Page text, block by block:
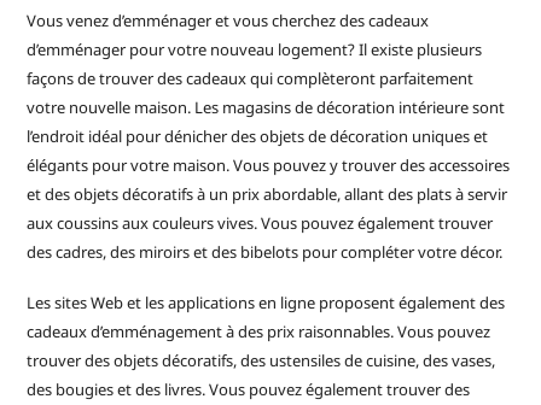
Vous venez d’emménager et vous cherchez des cadeaux
d’emménager pour votre nouveau logement? Il existe plusieurs
façons de trouver des cadeaux qui complèteront parfaitement
votre nouvelle maison. Les magasins de décoration intérieure sont
l’endroit idéal pour dénicher des objets de décoration uniques et
élégants pour votre maison. Vous pouvez y trouver des accessoires
et des objets décoratifs à un prix abordable, allant des plats à servir
aux coussins aux couleurs vives. Vous pouvez également trouver
des cadres, des miroirs et des bibelots pour compléter votre décor.
Les sites Web et les applications en ligne proposent également des
cadeaux d’emménagement à des prix raisonnables. Vous pouvez
trouver des objets décoratifs, des ustensiles de cuisine, des vases,
des bougies et des livres. Vous pouvez également trouver des